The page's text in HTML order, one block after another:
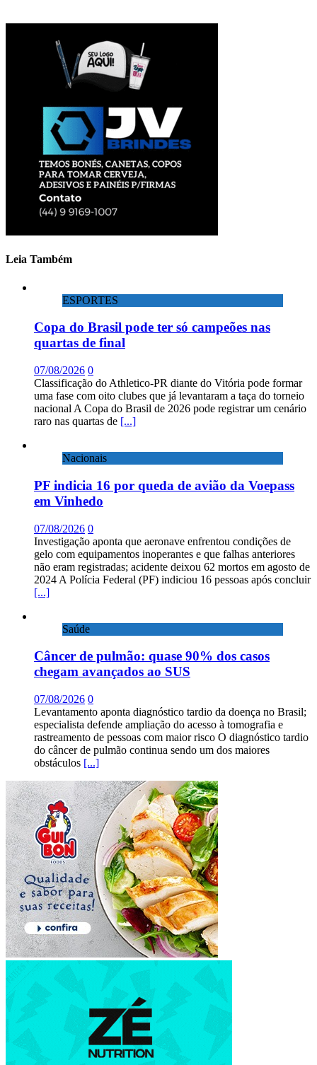
Leia Também
ESPORTES
Copa do Brasil pode ter só campeões nas
quartas de final
07/08/2026 0
Classificação do Athletico-PR diante do Vitória pode formar
uma fase com oito clubes que já levantaram a taça do torneio
nacional A Copa do Brasil de 2026 pode registrar um cenário
raro nas quartas de [...]
Nacionais
PF indicia 16 por queda de avião da Voepass
em Vinhedo
07/08/2026 0
Investigação aponta que aeronave enfrentou condições de
gelo com equipamentos inoperantes e que falhas anteriores
não eram registradas; acidente deixou 62 mortos em agosto de
2024 A Polícia Federal (PF) indiciou 16 pessoas após concluir
[...]
Saúde
Câncer de pulmão: quase 90% dos casos
chegam avançados ao SUS
07/08/2026 0
Levantamento aponta diagnóstico tardio da doença no Brasil;
especialista defende ampliação do acesso à tomografia e
rastreamento de pessoas com maior risco O diagnóstico tardio
do câncer de pulmão continua sendo um dos maiores
obstáculos [...]